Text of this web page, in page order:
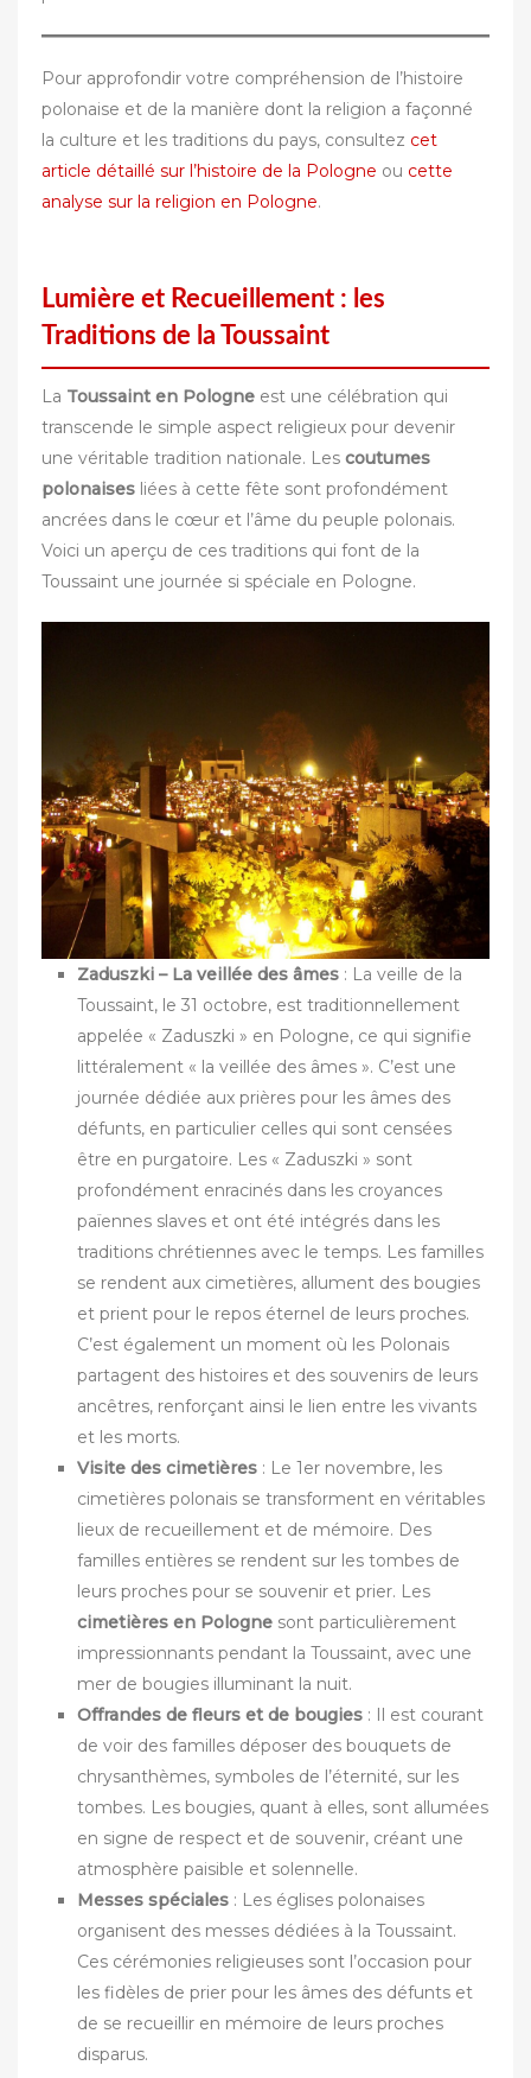
Pour approfondir votre compréhension de l’histoire
polonaise et de la manière dont la religion a façonné
la culture et les traditions du pays, consultez cet
article détaillé sur l’histoire de la Pologne ou cette
analyse sur la religion en Pologne.
Lumière et Recueillement : les
Traditions de la Toussaint
La Toussaint en Pologne est une célébration qui
transcende le simple aspect religieux pour devenir
une véritable tradition nationale. Les coutumes
polonaises liées à cette fête sont profondément
ancrées dans le cœur et l’âme du peuple polonais.
Voici un aperçu de ces traditions qui font de la
Toussaint une journée si spéciale en Pologne.
Zaduszki – La veillée des âmes : La veille de la
Toussaint, le 31 octobre, est traditionnellement
appelée « Zaduszki » en Pologne, ce qui signifie
littéralement « la veillée des âmes ». C’est une
journée dédiée aux prières pour les âmes des
défunts, en particulier celles qui sont censées
être en purgatoire. Les « Zaduszki » sont
profondément enracinés dans les croyances
païennes slaves et ont été intégrés dans les
traditions chrétiennes avec le temps. Les familles
se rendent aux cimetières, allument des bougies
et prient pour le repos éternel de leurs proches.
C’est également un moment où les Polonais
partagent des histoires et des souvenirs de leurs
ancêtres, renforçant ainsi le lien entre les vivants
et les morts.
Visite des cimetières : Le 1er novembre, les
cimetières polonais se transforment en véritables
lieux de recueillement et de mémoire. Des
familles entières se rendent sur les tombes de
leurs proches pour se souvenir et prier. Les
cimetières en Pologne sont particulièrement
impressionnants pendant la Toussaint, avec une
mer de bougies illuminant la nuit.
Offrandes de fleurs et de bougies : Il est courant
de voir des familles déposer des bouquets de
chrysanthèmes, symboles de l’éternité, sur les
tombes. Les bougies, quant à elles, sont allumées
en signe de respect et de souvenir, créant une
atmosphère paisible et solennelle.
Messes spéciales : Les églises polonaises
organisent des messes dédiées à la Toussaint.
Ces cérémonies religieuses sont l’occasion pour
les fidèles de prier pour les âmes des défunts et
de se recueillir en mémoire de leurs proches
disparus.